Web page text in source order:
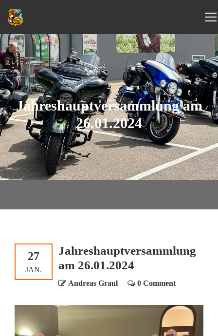
Jahreshauptversammlung am
26.01.2024
27
JAN.
Jahreshauptversammlung
am 26.01.2024
Andreas Graul 0 Comment